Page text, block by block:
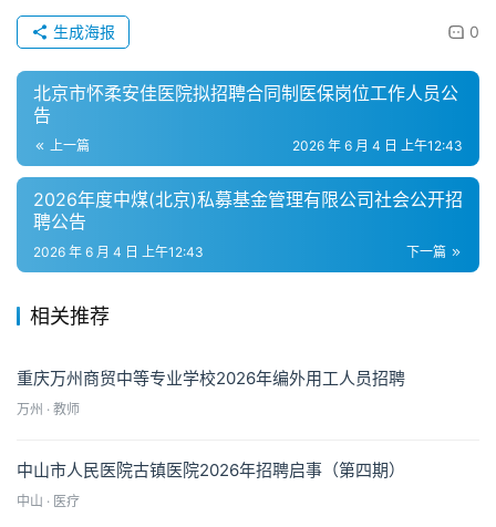
0
生成海报
北京市怀柔安佳医院拟招聘合同制医保岗位工作人员公
告
上一篇 2026 年 6 月 4 日 上午12:43
2026年度中煤(北京)私募基金管理有限公司社会公开招
聘公告
下一篇
2026 年 6 月 4 日 上午12:43
相关推荐
重庆万州商贸中等专业学校2026年编外用工人员招聘
万州 · 教师
中山市人民医院古镇医院2026年招聘启事（第四期）
中山 · 医疗